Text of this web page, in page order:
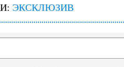
ЭКСКЛЮЗИВ